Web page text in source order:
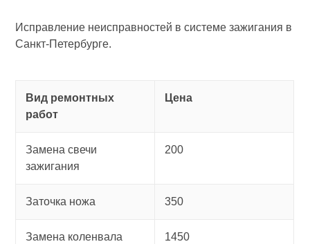
Исправление неисправностей в системе зажигания в
Санкт-Петербурге.
Вид ремонтных
работ
Цена
Замена свечи
зажигания
200
Заточка ножа 350
Замена коленвала 1450